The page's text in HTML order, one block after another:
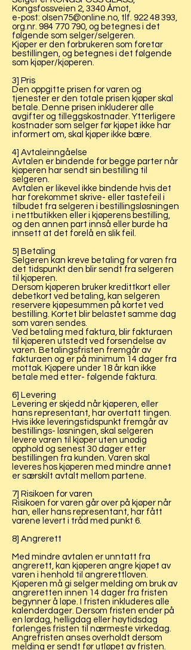
Kongsfossveien 2, 3340 Åmot,
e-post: olsen75@online.no, tlf. 922 48 393,
org.nr. 984 770 790, og betegnes i det
følgende som selger/selgeren.
Kjøper er den forbrukeren som foretar
bestillingen, og betegnes i det følgende
som kjøper/kjøperen.
3] Pris
Den oppgitte prisen for varen og
tjenester er den totale prisen kjøper skal
betale. Denne prisen inkluderer alle
avgifter og tilleggskostnader. Ytterligere
kostnader som selger før kjøpet ikke har
informert om, skal kjøper ikke bære.
4] Avtaleinngåelse
Avtalen er bindende for begge parter når
kjøperen har sendt sin bestilling til
selgeren.
Avtalen er likevel ikke bindende hvis det
har forekommet skrive- eller tastefeil i
tilbudet fra selgeren i bestillingsløsningen
i nettbutikken eller i kjøperens bestilling,
og den annen part innså eller burde ha
innsett at det forelå en slik feil.
5] Betaling
Selgeren kan kreve betaling for varen fra
det tidspunkt den blir sendt fra selgeren
til kjøperen.
Dersom kjøperen bruker kredittkort eller
debetkort ved betaling, kan selgeren
reservere kjøpesummen på kortet ved
bestilling. Kortet blir belastet samme dag
som varen sendes.
Ved betaling med faktura, blir fakturaen
til kjøperen utstedt ved forsendelse av
varen. Betalingsfristen fremgår av
fakturaen og er på minimum 14 dager fra
mottak. Kjøpere under 18 år kan ikke
betale med etter- følgende faktura.
6] Levering
Levering er skjedd når kjøperen, eller
hans representant, har overtatt tingen.
Hvis ikke leveringstidspunkt fremgår av
bestillings- løsningen, skal selgeren
levere varen til kjøper uten unødig
opphold og senest 30 dager etter
bestillingen fra kunden. Varen skal
leveres hos kjøperen med mindre annet
er særskilt avtalt mellom partene.
7] Risikoen for varen
Risikoen for varen går over på kjøper når
han, eller hans representant, har fått
varene levert i tråd med punkt 6.
8] Angrerett
Med mindre avtalen er unntatt fra
angrerett, kan kjøperen angre kjøpet av
varen i henhold til angrerettloven.
Kjøperen må gi selger melding om bruk av
angreretten innen 14 dager fra fristen
begynner å løpe. I fristen inkluderes alle
kalenderdager. Dersom fristen ender på
en lørdag, helligdag eller høytidsdag
forlenges fristen til nærmeste virkedag.
Angrefristen anses overholdt dersom
melding er sendt før utløpet av fristen.